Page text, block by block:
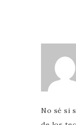
No sé si